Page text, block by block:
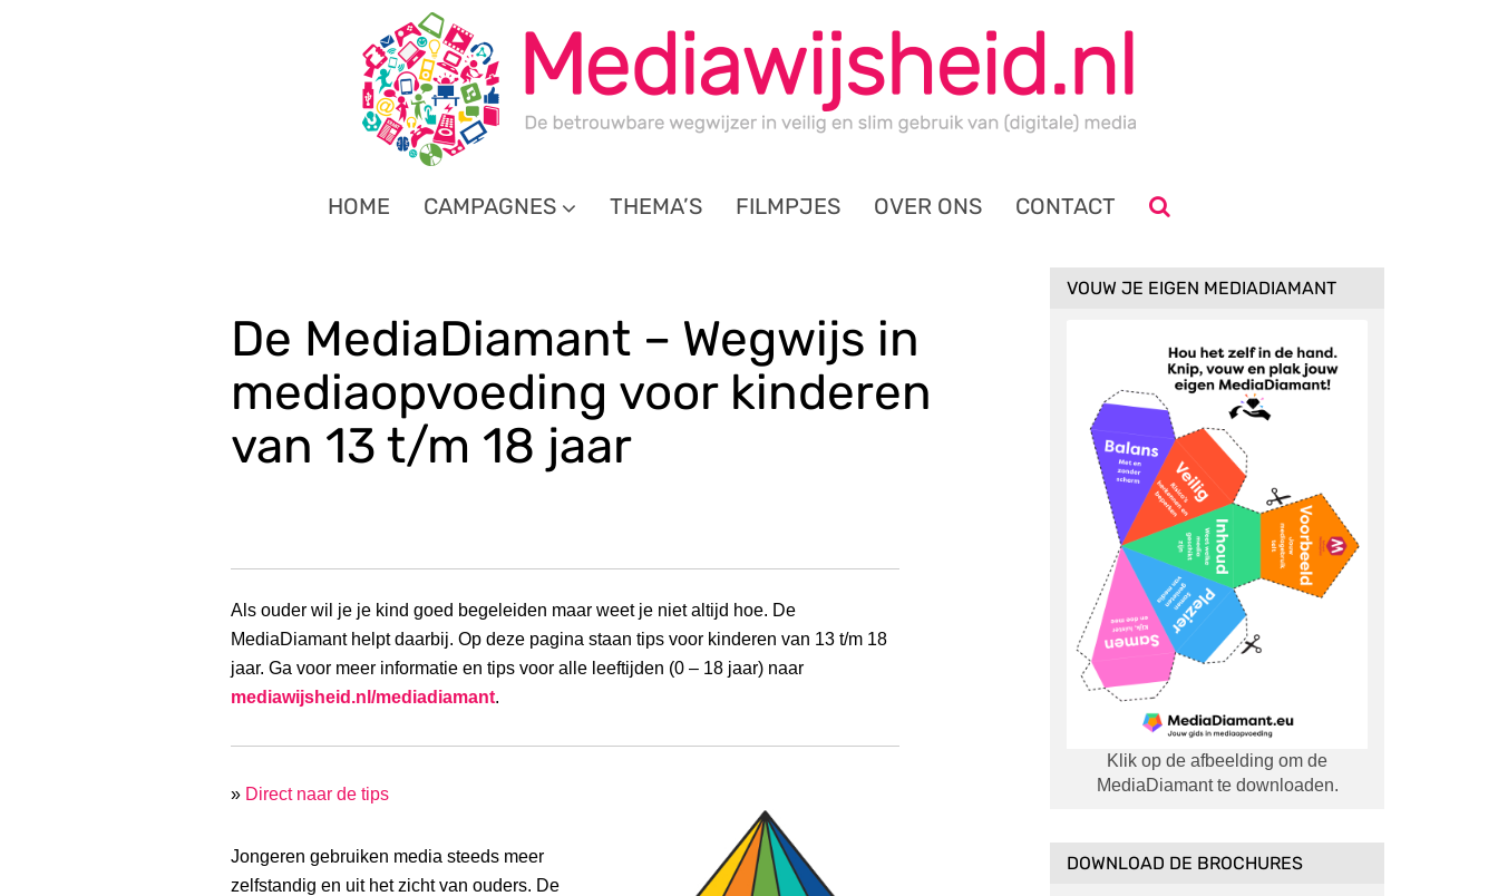
HOME CAMPAGNES THEMA’S FILMPJES OVER ONS CONTACT
De MediaDiamant – Wegwijs in
mediaopvoeding voor kinderen
van 13 t/m 18 jaar
Als ouder wil je je kind goed begeleiden maar weet je niet altijd hoe. De
MediaDiamant helpt daarbij. Op deze pagina staan tips voor kinderen van 13 t/m 18
jaar. Ga voor meer informatie en tips voor alle leeftijden (0 – 18 jaar) naar
mediawijsheid.nl/mediadiamant.
» Direct naar de tips
Jongeren gebruiken media steeds meer
zelfstandig en uit het zicht van ouders. De
VOUW JE EIGEN MEDIADIAMANT
Klik op de afbeelding om de
MediaDiamant te downloaden.
DOWNLOAD DE BROCHURES